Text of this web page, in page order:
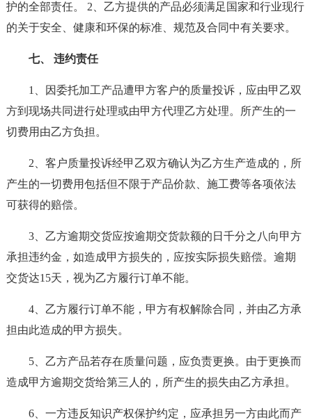
护的全部责任。 2、乙方提供的产品必须满足国家和行业现行
的关于安全、健康和环保的标准、规范及合同中有关要求。
七、 违约责任
1、因委托加工产品遭甲方客户的质量投诉，应由甲乙双
方到现场共同进行处理或由甲方代理乙方处理。所产生的一
切费用由乙方负担。
2、客户质量投诉经甲乙双方确认为乙方生产造成的，所
产生的一切费用包括但不限于产品价款、施工费等各项依法
可获得的赔偿。
3、乙方逾期交货应按逾期交货款额的日千分之八向甲方
承担违约金，如造成甲方损失的，应按实际损失赔偿。逾期
交货达15天，视为乙方履行订单不能。
4、乙方履行订单不能，甲方有权解除合同，并由乙方承
担由此造成的甲方损失。
5、乙方产品若存在质量问题，应负责更换。由于更换而
造成甲方逾期交货给第三人的，所产生的损失由乙方承担。
6、一方违反知识产权保护约定，应承担另一方由此而产